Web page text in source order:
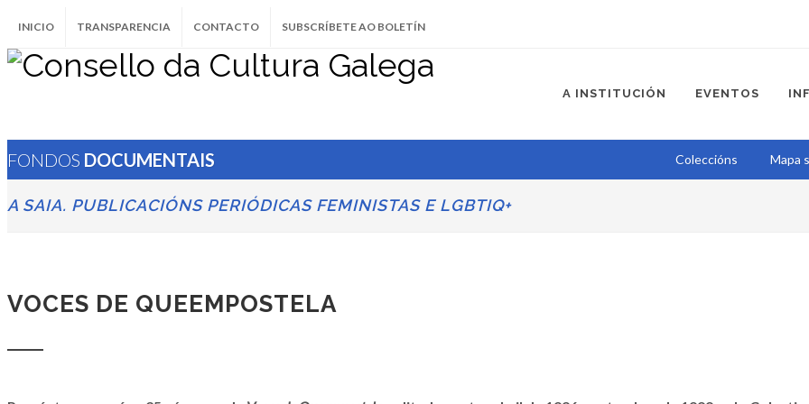
INICIO TRANSPARENCIA CONTACTO SUBSCRÍBETE AO BOLETÍN
A INSTITUCIÓN EVENTOS
FONDOS DOCUMENTAIS Coleccións Mapa
A SAIA. PUBLICACIÓNS PERIÓDICAS FEMINISTAS E LGBTIQ+
VOCES DE QUEEMPOSTELA